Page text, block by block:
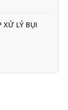
XỬ LÝ BỤI